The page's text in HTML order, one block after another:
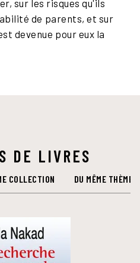
sur les risques qu'ils
de parents, et sur
devenue pour eux la
DE LIVRES
COLLECTION DU MÊME THÈME